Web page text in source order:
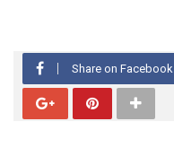
Share on Facebook